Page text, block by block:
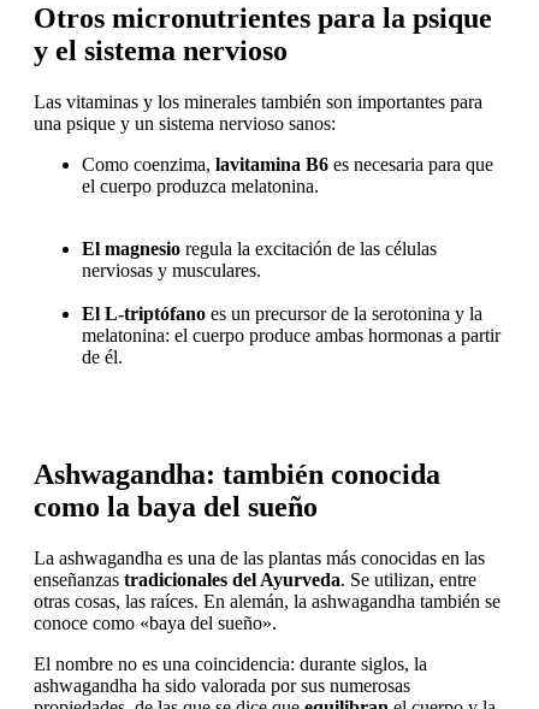
Otros micronutrientes para la psique
y el sistema nervioso
Las vitaminas y los minerales también son importantes para
una psique y un sistema nervioso sanos:
Como coenzima, lavitamina B6 es necesaria para que
el cuerpo produzca melatonina.
El magnesio regula la excitación de las células
nerviosas y musculares.
El L-triptófano es un precursor de la serotonina y la
melatonina: el cuerpo produce ambas hormonas a partir
de él.
Ashwagandha: también conocida
como la baya del sueño
La ashwagandha es una de las plantas más conocidas en las
enseñanzas tradicionales del Ayurveda. Se utilizan, entre
otras cosas, las raíces. En alemán, la ashwagandha también se
conoce como «baya del sueño».
El nombre no es una coincidencia: durante siglos, la
ashwagandha ha sido valorada por sus numerosas